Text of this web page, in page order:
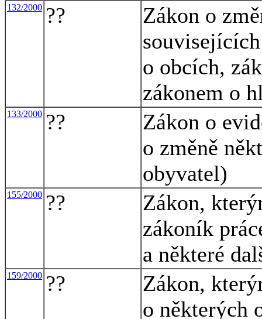
132/2000 ??
Zákon o
o obcích,
zákonem o
133/2000 ??
Zákon o
o změně
obyvatel)
155/2000 ??
Zákon,
zákoník
a některé
159/2000 ??
Zákon,
o některých